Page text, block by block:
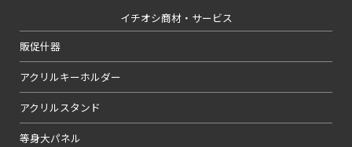
イチオシ商材・サービス
販促什器
アクリルキーホルダー
アクリルスタンド
等身大パネル